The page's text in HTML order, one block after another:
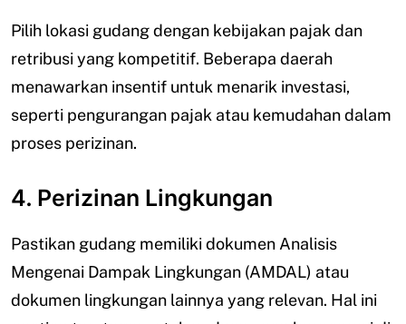
Pilih lokasi gudang dengan kebijakan pajak dan
retribusi yang kompetitif. Beberapa daerah
menawarkan insentif untuk menarik investasi,
seperti pengurangan pajak atau kemudahan dalam
proses perizinan.
4. Perizinan Lingkungan
Pastikan gudang memiliki dokumen Analisis
Mengenai Dampak Lingkungan (AMDAL) atau
dokumen lingkungan lainnya yang relevan. Hal ini